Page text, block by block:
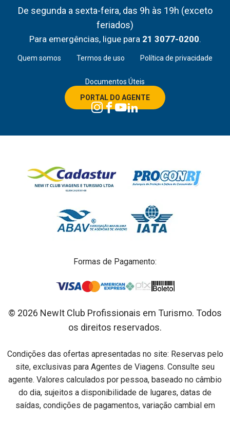
De segunda a sexta-feira, das 9h às 19h (exceto
feriados)
Para emergências, ligue para 21 3077-0200.
Quem somos Termos de uso Política de privacidade
Documentos Úteis
PORTAL DO AGENTE
Formas de Pagamento:
© 2026 NewIt Club Profissionais em Turismo. Todos
os direitos reservados.
Condições das ofertas apresentadas no site: Reservas pelo
site, exclusivas para Agentes de Viagens. Consulte seu
agente. Valores calculados por pessoa, baseado no câmbio
do dia, sujeitos a disponibilidade de lugares, datas de
saídas, condições de pagamentos, variação cambial em